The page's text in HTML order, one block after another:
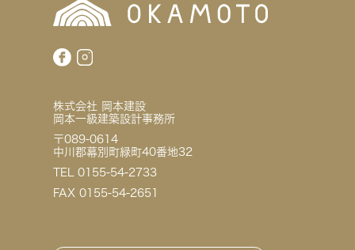
株式会社 岡本建設
岡本一級建築設計事務所
〒089-0614
中川郡幕別町緑町40番地32
TEL 0155-54-2733
FAX 0155-54-2651